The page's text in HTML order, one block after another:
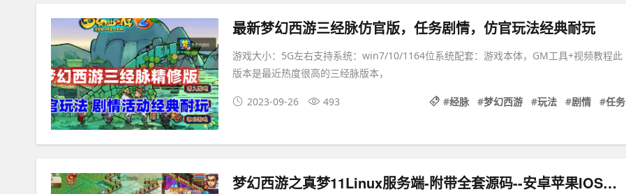
最新梦幻西游三经脉仿官版，任务剧情，仿官玩法经典耐玩
游戏大小：5G左右支持系统：win7/10/1164位系统配套：游戏本体，GM工具+视频教程此
版本是最近热度很高的三经脉版本，
2023-09-26 493 #经脉 #梦幻西游 #玩法 #剧情 #任务
梦幻西游之真梦11Linux服务端-附带全套源码--安卓苹果IOS双端版本